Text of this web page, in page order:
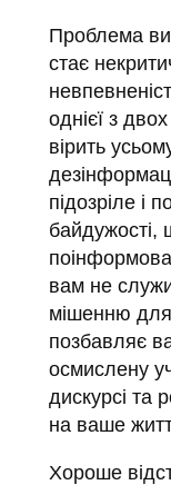
Проблема
стає
однієї з
вірить
підозріле і
вам не
мішенню для
позбавляє
осмислену
дискурсі та
на ваше
Хороше